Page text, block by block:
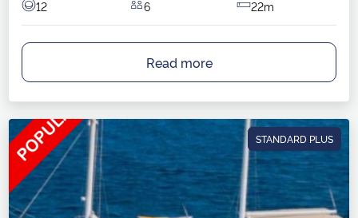
12 6 22m
Read more
STANDARD PLUS